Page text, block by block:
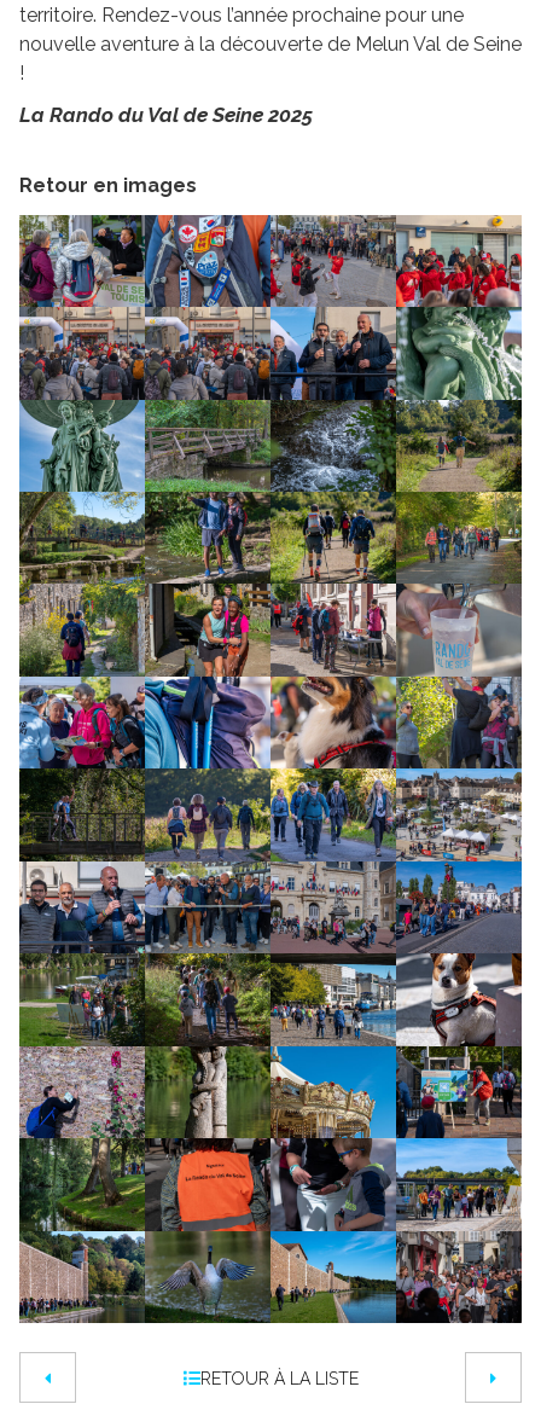
territoire. Rendez-vous l’année prochaine pour une
nouvelle aventure à la découverte de Melun Val de Seine
!
La Rando du Val de Seine 2025
Retour en images
RETOUR À LA LISTE